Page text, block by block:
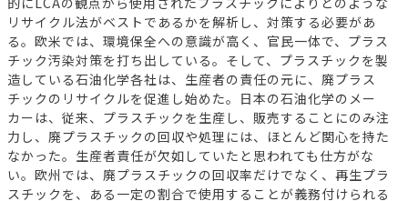
リサイクル法がベストであるかを解析し、対策する必要があ
る。欧米では、環境保全への意識が高く、官民一体で、プラス
チック汚染対策を打ち出している。そして、プラスチックを製
造している石油化学各社は、生産者の責任の元に、廃プラス
チックのリサイクルを促進し始めた。日本の石油化学のメー
カーは、従来、プラスチックを生産し、販売することにのみ注
力し、廃プラスチックの回収や処理には、ほとんど関心を持た
なかった。生産者責任が欠如していたと思われても仕方がな
い。欧州では、廃プラスチックの回収率だけでなく、再生プラ
スチックを、ある一定の割合で使用することが義務付けられる